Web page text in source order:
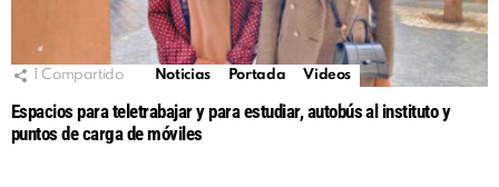
Compartido Noticias Portada Videos
Espacios para teletrabajar y para estudiar, autobús al instituto y
puntos de carga de móviles